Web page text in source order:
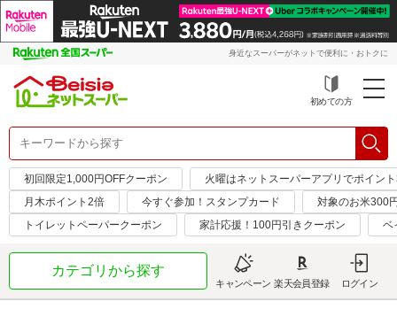
身近なスーパーがネットで便利に・おトクに
初めての方
初回限定1,000円OFFクーポン
火曜はネットスーパーアプリでポイン
月木ポイント2倍
今すぐ参加！スタンプカード
対象のお米300
トイレットペーパークーポン
家計応援！100円引きクーポン ベ
カテゴリから探す
キャンペーン 楽天会員登録 ログイン